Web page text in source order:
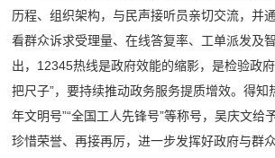
历程、组织架构，与民声接听员亲切交流，并
看群众诉求受理量、在线答复率、工单派发及
出，12345热线是政府效能的缩影，是检验政
把尺子”，要持续推动政务服务提质增效。得知
年文明号”“全国工人先锋号”等称号，吴庆文给
珍惜荣誉、再接再厉，进一步发挥好政府与群